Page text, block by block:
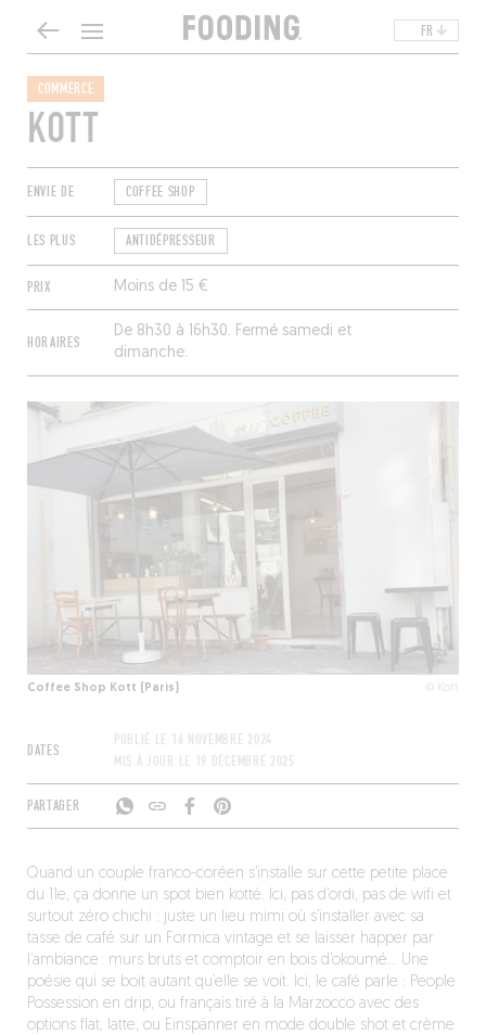
FR
COMMERCE
KOTT
ENVIE DE COFFEE SHOP
LES PLUS ANTIDÉPRESSEUR
PRIX Moins de 15 €
HORAIRES
De 8h30 à 16h30. Fermé samedi et
dimanche.
Coffee Shop Kott (Paris)
DATES
PUBLIÉ LE
16 NOVEMBRE 2024
MIS À JOUR LE
19 DÉCEMBRE 2025
PARTAGER
Quand un couple franco-coréen s’installe sur cette petite place
du 11e, ça donne un spot bien kotté. Ici, pas d’ordi, pas de wifi et
surtout zéro chichi : juste un lieu mimi où s’installer avec sa
tasse de café sur un Formica vintage et se laisser happer par
l’ambiance : murs bruts et comptoir en bois d’okoumé… Une
poésie qui se boit autant qu’elle se voit. Ici, le café parle : People
Possession en drip, ou français tiré à la Marzocco avec des
options flat, latte, ou Einspänner en mode double shot et crème